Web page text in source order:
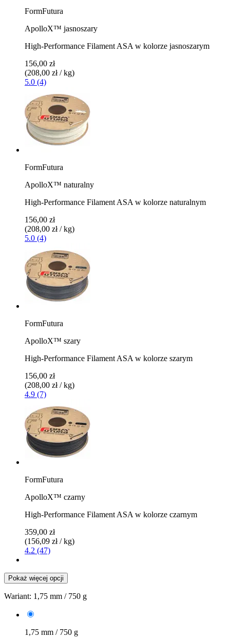
FormFutura
ApolloX™ jasnoszary
High-Performance Filament ASA w kolorze jasnoszarym
156,00 zł
(208,00 zł / kg)
5.0 (4)
FormFutura
ApolloX™ naturalny
High-Performance Filament ASA w kolorze naturalnym
156,00 zł
(208,00 zł / kg)
5.0 (4)
FormFutura
ApolloX™ szary
High-Performance Filament ASA w kolorze szarym
156,00 zł
(208,00 zł / kg)
4.9 (7)
FormFutura
ApolloX™ czarny
High-Performance Filament ASA w kolorze czarnym
359,00 zł
(156,09 zł / kg)
4.2 (47)
Pokaż więcej opcji
Wariant: 1,75 mm / 750 g
1,75 mm / 750 g